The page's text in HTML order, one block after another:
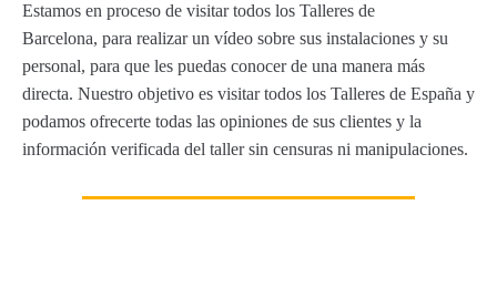
Estamos en proceso de visitar todos los Talleres de
Barcelona, para realizar un vídeo sobre sus instalaciones y su
personal, para que les puedas conocer de una manera más
directa. Nuestro objetivo es visitar todos los Talleres de España y
podamos ofrecerte todas las opiniones de sus clientes y la
información verificada del taller sin censuras ni manipulaciones.